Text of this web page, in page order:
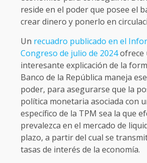
reside en el poder que posee el
crear dinero y ponerlo en
Un recuadro publicado en el
Congreso de julio de 2024ofrece
interesante explicación de la
Banco de la República maneja
poder, para asegurarse que la
política monetaria asociada con
específico de la TPM sea la que
prevalezca en el mercado de
plazo, a partir del cual se
tasas de interés de la economía.